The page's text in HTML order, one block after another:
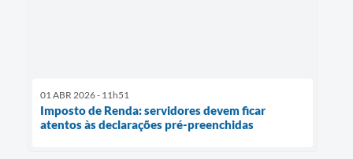
01 ABR 2026 - 11h51
Imposto de Renda: servidores devem ficar
atentos às declarações pré-preenchidas